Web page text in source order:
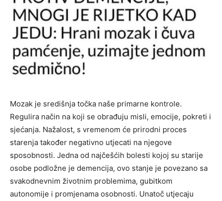
Mozak je središnja točka naše primarne kontrole.
Regulira način na koji se obrađuju misli, emocije, pokreti i
sjećanja. Nažalost, s vremenom će prirodni proces
starenja također negativno utjecati na njegove
sposobnosti. Jedna od najčešćih bolesti kojoj su starije
osobe podložne je demencija, ovo stanje je povezano sa
svakodnevnim životnim problemima, gubitkom
autonomije i promjenama osobnosti. Unatoč utjecaju